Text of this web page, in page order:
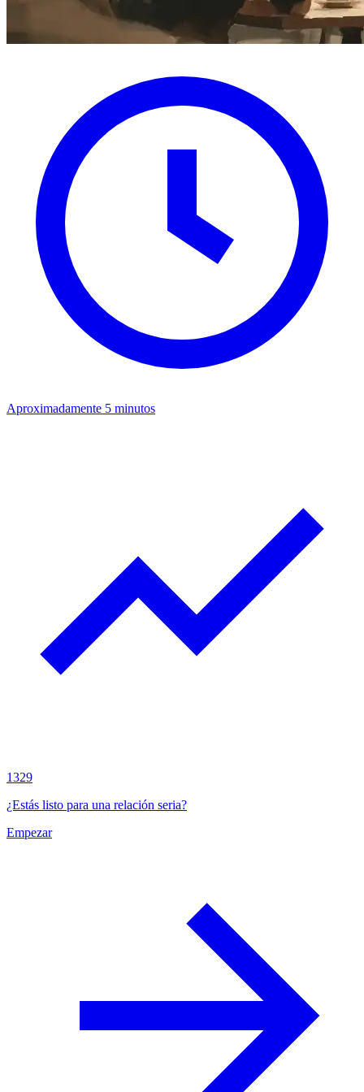
Aproximadamente 5 minutos
1329
¿Estás listo para una relación seria?
Empezar